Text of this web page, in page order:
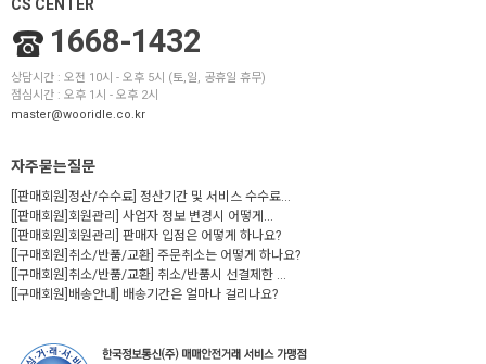
CS CENTER
1668-1432
상담시간 : 오전 10시 - 오후 5시 (토,일, 공휴일 휴무)
점심시간 : 오후 1시 - 오후 2시
master@wooridle.co.kr
자주묻는질문
[[판매회원]정산/수수료] 정산기간 및 서비스 수수료...
[[판매회원]회원관리] 사업자 정보 변경시 어떻게...
[[판매회원]회원관리] 판매자 입점은 어떻게 하나요?
[[구매회원]취소/반품/교환] 주문취소는 어떻게 하나요?
[[구매회원]취소/반품/교환] 취소/반품시 선결제한 ...
[[구매회원]배송안내] 배송기간은 얼마나 걸리나요?